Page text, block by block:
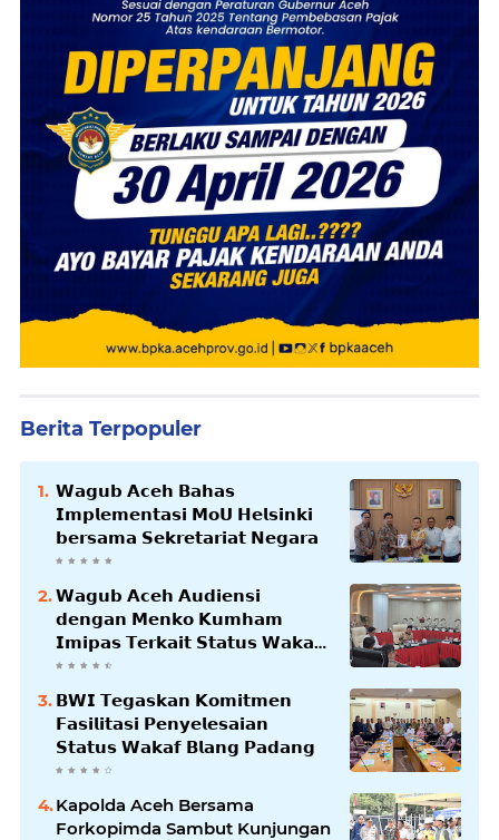
Berita Terpopuler
𝗪𝗮𝗴𝘂𝗯 𝗔𝗰𝗲𝗵 𝗕𝗮𝗵𝗮𝘀
𝗜𝗺𝗽𝗹𝗲𝗺𝗲𝗻𝘁𝗮𝘀𝗶 𝗠𝗼𝗨 𝗛𝗲𝗹𝘀𝗶𝗻𝗸𝗶
𝗯𝗲𝗿𝘀𝗮𝗺𝗮 𝗦𝗲𝗸𝗿𝗲𝘁𝗮𝗿𝗶𝗮𝘁 𝗡𝗲𝗴𝗮𝗿𝗮
𝗪𝗮𝗴𝘂𝗯 𝗔𝗰𝗲𝗵 𝗔𝘂𝗱𝗶𝗲𝗻𝘀𝗶
𝗱𝗲𝗻𝗴𝗮𝗻 𝗠𝗲𝗻𝗸𝗼 𝗞𝘂𝗺𝗵𝗮𝗺
𝗜𝗺𝗶𝗽𝗮𝘀 𝗧𝗲𝗿𝗸𝗮𝗶𝘁 𝗦𝘁𝗮𝘁𝘂𝘀 𝗪𝗮𝗸𝗮𝗳
𝗕𝗹𝗮𝗻𝗴𝗽𝗮𝗱𝗮𝗻𝗴
𝗕𝗪𝗜 𝗧𝗲𝗴𝗮𝘀𝗸𝗮𝗻 𝗞𝗼𝗺𝗶𝘁𝗺𝗲𝗻
𝗙𝗮𝘀𝗶𝗹𝗶𝘁𝗮𝘀𝗶 𝗣𝗲𝗻𝘆𝗲𝗹𝗲𝘀𝗮𝗶𝗮𝗻
𝗦𝘁𝗮𝘁𝘂𝘀 𝗪𝗮𝗸𝗮𝗳 𝗕𝗹𝗮𝗻𝗴 𝗣𝗮𝗱𝗮𝗻𝗴
Kapolda Aceh Bersama
Forkopimda Sambut Kunjungan